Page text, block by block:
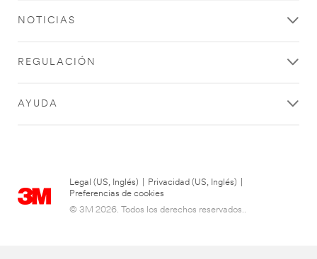
NOTICIAS
REGULACIÓN
AYUDA
Legal (US, Inglés) Privacidad (US, Inglés)
Preferencias de cookies
© 3M 2026. Todos los derechos reservados..